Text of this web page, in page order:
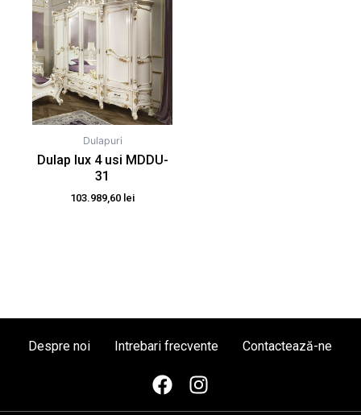
Dulapuri
Dulap lux 4 usi MDDU-
31
103.989,60 lei
Despre noi Intrebari frecvente Contactează-ne
F
I